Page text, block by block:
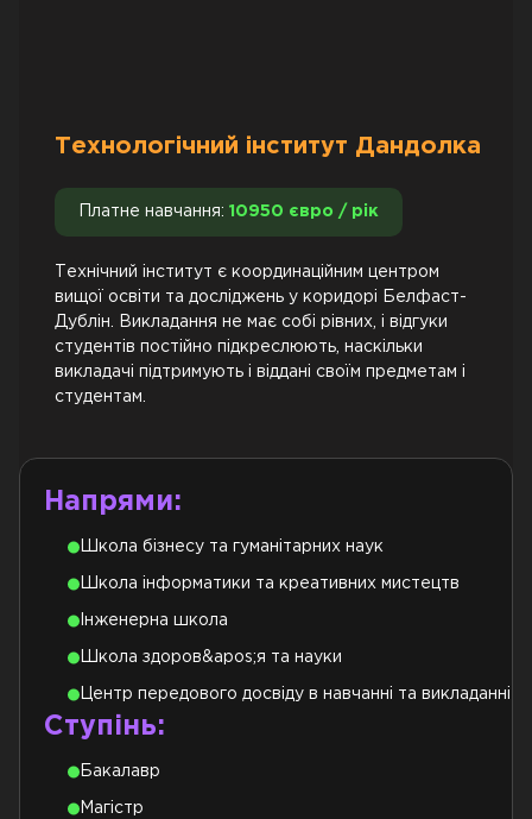
Технологічний інститут Дандолка
Платне навчання: 10950 євро / рік
Технічний інститут є координаційним центром
вищої освіти та досліджень у коридорі Белфаст-
Дублін. Викладання не має собі рівних, і відгуки
студентів постійно підкреслюють, наскільки
викладачі підтримують і віддані своїм предметам і
студентам.
Напрями:
Школа бізнесу та гуманітарних наук
Школа інформатики та креативних мистецтв
Інженерна школа
Школа здоров&apos;я та науки
Центр передового досвіду в навчанні та викладанні
Ступінь:
Бакалавр
Магістр